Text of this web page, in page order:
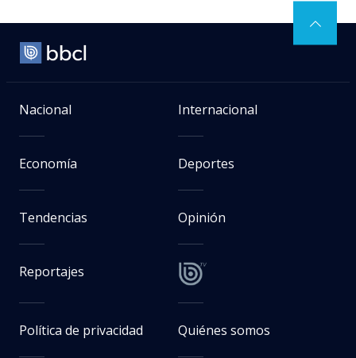
Nacional Internacional
Economía Deportes
Tendencias Opinión
Reportajes
Política de privacidad Quiénes somos